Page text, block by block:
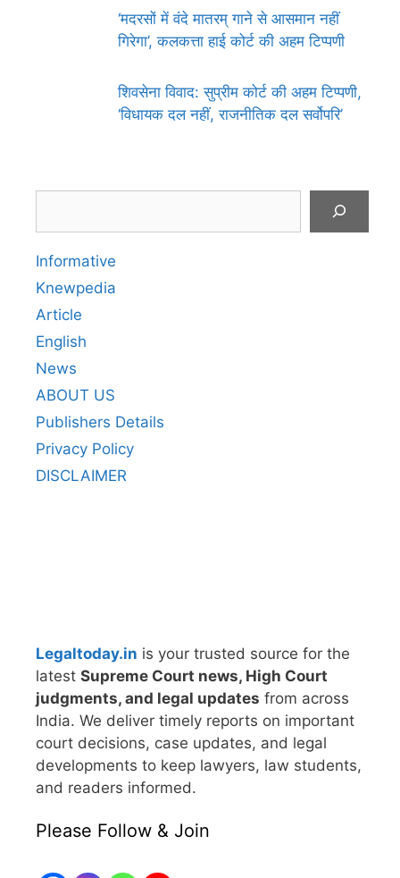
‘मदरसों में वंदे मातरम् गाने से आसमान नहीं
गिरेगा’, कलकत्ता हाई कोर्ट की अहम टिप्पणी
शिवसेना विवाद: सुप्रीम कोर्ट की अहम टिप्पणी,
‘विधायक दल नहीं, राजनीतिक दल सर्वोपरि’
Informative
Knewpedia
Article
English
News
ABOUT US
Publishers Details
Privacy Policy
DISCLAIMER
Legaltoday.in is your trusted source for the
latest Supreme Court news, High Court
judgments, and legal updates from across
India. We deliver timely reports on important
court decisions, case updates, and legal
developments to keep lawyers, law students,
and readers informed.
Please Follow & Join